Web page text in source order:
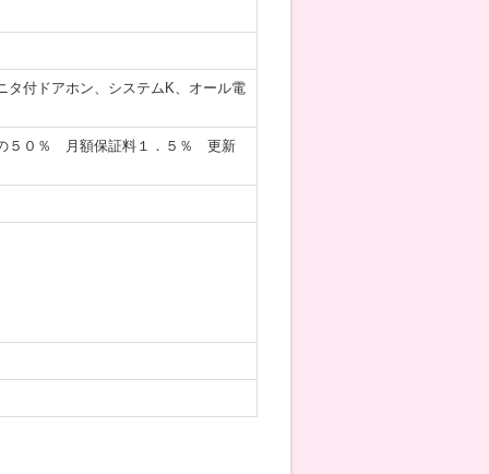
タ付ドアホン、システムK、オール電
５０％ 月額保証料１．５％ 更新